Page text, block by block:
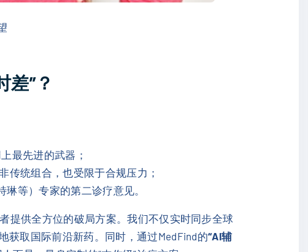
差”？
最先进的武器；
传统组合，也受限于合规压力；
等）专家的第二诊疗意见。
提供全方位的破局方案。我们不仅实时同步全球
获取国际前沿新药。同时，通过MedFind的“AI辅